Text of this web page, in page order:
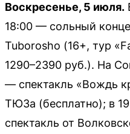
Воскресенье, 5 июля.
18:00 — сольный
Tuborosho (16+, тур
1290–2390 руб.). На
— спектакль «Вождь
ТЮЗа (бесплатно); в
спектакль от